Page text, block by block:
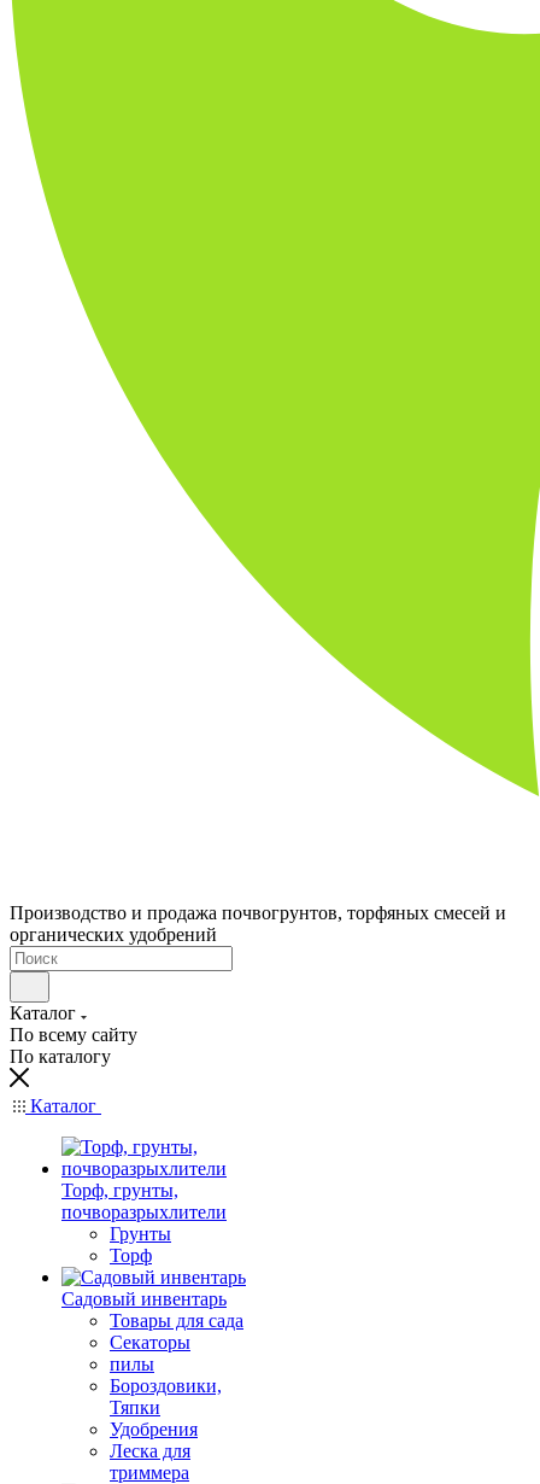
Производство и продажа почвогрунтов, торфяных смесей и
органических удобрений
Каталог
По всему сайту
По каталогу
Каталог
Торф, грунты,
почворазрыхлители
Грунты
Торф
Садовый инвентарь
Товары для сада
Секаторы
пилы
Бороздовики,
Тяпки
Удобрения
Леска для
триммера